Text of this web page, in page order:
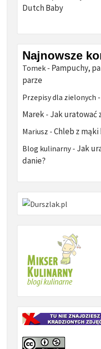
Dutch Baby
Najnowsze
Tomek - Pampuchy,
parze
Przepisy dla zielonych -
Marek - Jak uratować
Mariusz - Chleb z
Blog kulinarny- Jak
danie?